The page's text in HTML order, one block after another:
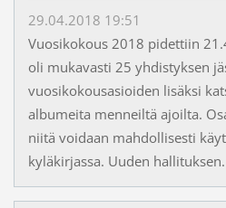
29.04.2018 19:51
Vuosikokous 2018 pidettiin
oli mukavasti 25 yhdistyksen
vuosikokousasioiden lisäksi
albumeita menneiltä ajoilta.
niitä voidaan mahdollisesti
kyläkirjassa. Uuden